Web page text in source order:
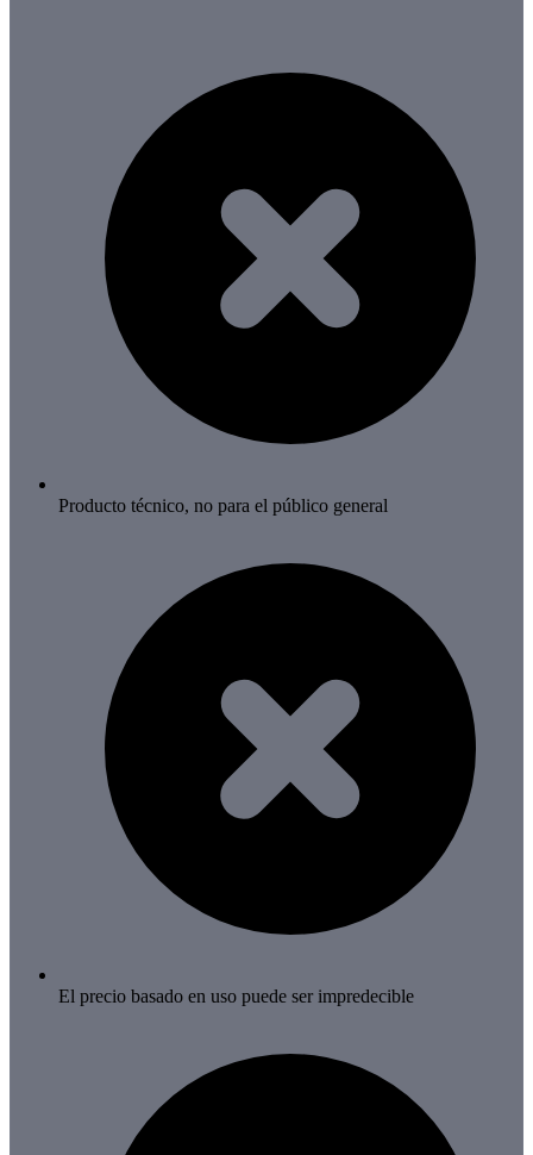
Producto técnico, no para el público general
El precio basado en uso puede ser impredecible